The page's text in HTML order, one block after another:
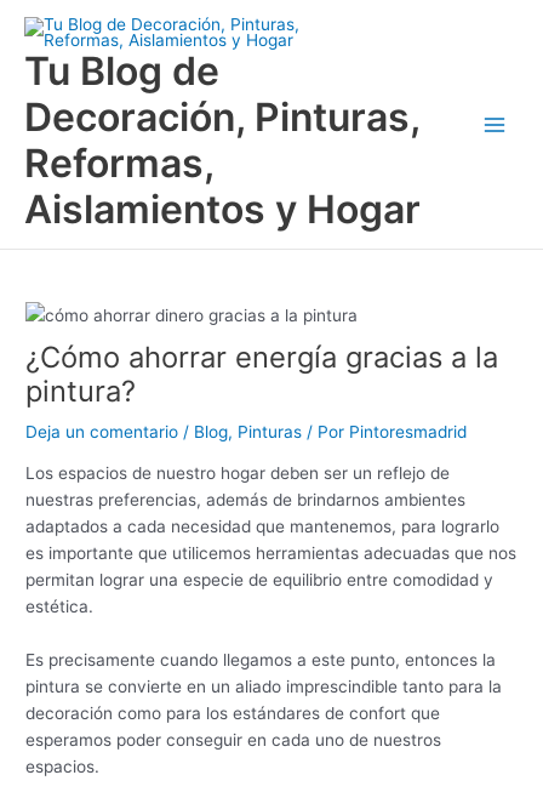
contenido
Tu Blog de
Decoración, Pinturas,
Reformas,
Aislamientos y Hogar
¿Cómo ahorrar energía gracias a la
pintura?
Deja un comentario / Blog, Pinturas / Por Pintoresmadrid
Los espacios de nuestro hogar deben ser un reflejo de
nuestras preferencias, además de brindarnos ambientes
adaptados a cada necesidad que mantenemos, para lograrlo
es importante que utilicemos herramientas adecuadas que nos
permitan lograr una especie de equilibrio entre comodidad y
estética.
Es precisamente cuando llegamos a este punto, entonces la
pintura se convierte en un aliado imprescindible tanto para la
decoración como para los estándares de confort que
esperamos poder conseguir en cada uno de nuestros
espacios.